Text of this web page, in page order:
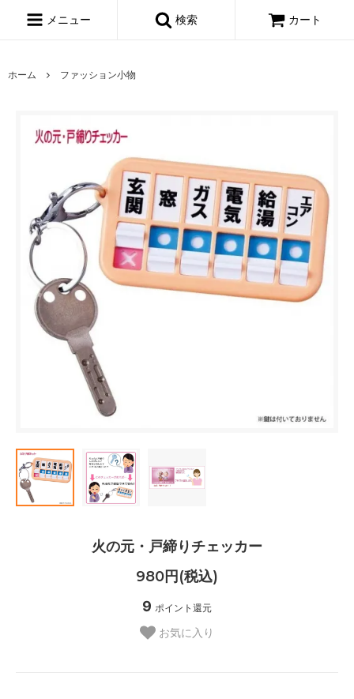
メニュー 検索 カート
ホーム ファッション小物
火の元・戸締りチェッカー
980円(税込)
9 ポイント還元
お気に入り